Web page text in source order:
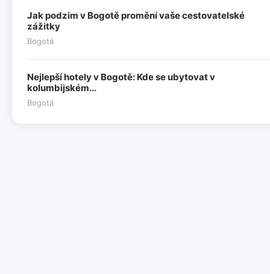
Jak podzim v Bogotě promění vaše cestovatelské
zážitky
Bogotá
Nejlepší hotely v Bogotě: Kde se ubytovat v
kolumbijském...
Bogotá